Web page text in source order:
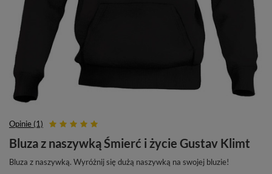
Opinie (1)
Bluza z naszywką Śmierć i życie Gustav Klimt
Bluza z naszywką. Wyróżnij się dużą naszywką na swojej bluzie!